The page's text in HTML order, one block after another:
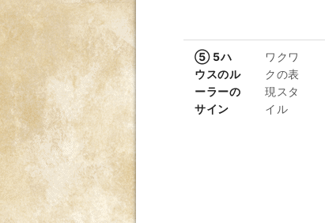
⑤ 5ハ
ウスのル
ーラーの
サイン
ワクワ
クの表
現スタ
イル